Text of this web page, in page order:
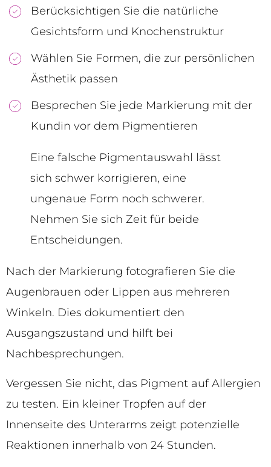
Berücksichtigen Sie die natürliche
Gesichtsform und Knochenstruktur
Wählen Sie Formen, die zur persönlichen
Ästhetik passen
Besprechen Sie jede Markierung mit der
Kundin vor dem Pigmentieren
Eine falsche Pigmentauswahl lässt
sich schwer korrigieren, eine
ungenaue Form noch schwerer.
Nehmen Sie sich Zeit für beide
Entscheidungen.
Nach der Markierung fotografieren Sie die
Augenbrauen oder Lippen aus mehreren
Winkeln. Dies dokumentiert den
Ausgangszustand und hilft bei
Nachbesprechungen.
Vergessen Sie nicht, das Pigment auf Allergien
zu testen. Ein kleiner Tropfen auf der
Innenseite des Unterarms zeigt potenzielle
Reaktionen innerhalb von 24 Stunden.